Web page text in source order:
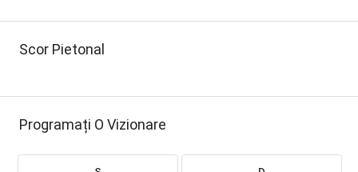
Scor Pietonal
Programați O Vizionare